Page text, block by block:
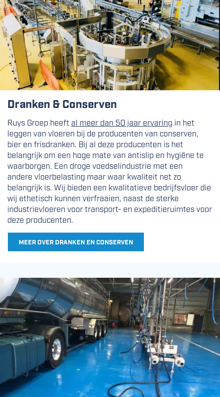
Dranken & Conserven
Ruys Groep heeft al meer dan 50 jaar ervaring in het
leggen van vloeren bij de producenten van conserven,
bier en frisdranken. Bij al deze producenten is het
belangrijk om een hoge mate van antislip en hygiëne te
waarborgen. Een droge voedselindustrie met een
andere vloerbelasting maar waar kwaliteit net zo
belangrijk is. Wij bieden een kwalitatieve bedrijfsvloer die
wij ethetisch kunnen verfraaien, naast de sterke
industrievloeren voor transport- en expeditieruimtes voor
deze producenten.
MEER OVER DRANKEN EN CONSERVEN